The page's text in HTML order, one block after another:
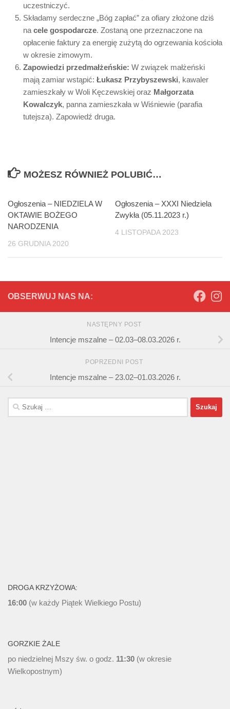
uczestniczyć.
Składamy serdeczne „Bóg zapłać” za ofiary złożone dziś
na cele gospodarcze. Zostaną one przeznaczone na
opłacenie faktury za energię zużytą do ogrzewania kościoła
w okresie zimowym.
Zapowiedzi przedmałżeńskie: W związek małżeński
mają zamiar wstąpić: Łukasz Przybyszewski, kawaler
zamieszkały w Woli Kęczewskiej oraz Małgorzata
Kowalczyk, panna zamieszkała w Wiśniewie (parafia
tutejsza). Zapowiedź druga.
MOŻESZ RÓWNIEŻ POLUBIĆ…
Ogłoszenia – NIEDZIELA W
OKTAWIE BOŻEGO
NARODZENIA
26 GRUDNIA 2020
Ogłoszenia – XXXI Niedziela
Zwykła (05.11.2023 r.)
4 LISTOPADA 2023
OBSERWUJ NAS NA:
NASTĘPNY POST
Intencje mszalne – 02.03–08.03.2026 r.
POPRZEDNI POST
Intencje mszalne – 23.02–01.03.2026 r.
Szukaj:
DROGA KRZYŻOWA:
16:00 (w każdy Piątek Wielkiego Postu)
GORZKIE ŻALE
po niedzielnej Mszy św. o godz. 11:30 (w okresie
Wielkopostnym)